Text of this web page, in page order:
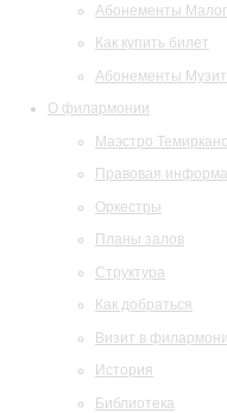
Абонементы
Как купить билет
Абонементы
О филармонии
Маэстро
Правовая
Оркестры
Планы залов
Структура
Как добраться
Визит в
История
Библиотека